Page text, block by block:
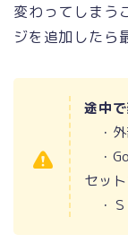
変わってしまう
ジを追加したら
途中
・外
・
セッ
・Ｓ